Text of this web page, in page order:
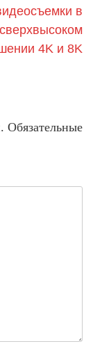
в
сверхвысоком
4K и 8K
Обязательные